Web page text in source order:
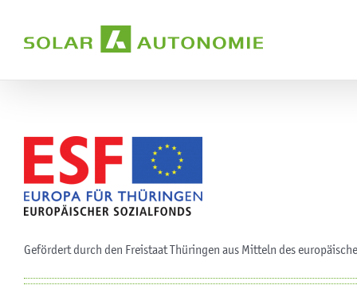
Gefördert durch den Freistaat Thüringen aus Mitteln des